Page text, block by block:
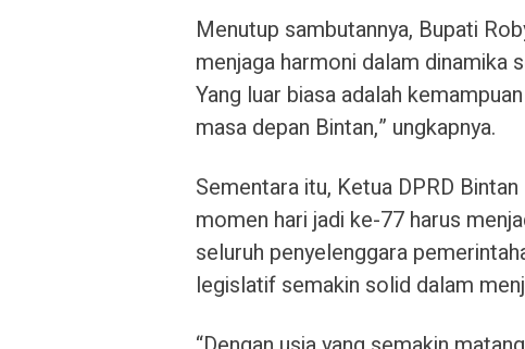
Menutup sambutannya, Bupati
menjaga harmoni dalam dinamika
Yang luar biasa adalah
masa depan Bintan,” ungkapnya.
Sementara itu, Ketua DPRD
momen hari jadi ke-77 harus
seluruh penyelenggara
legislatif semakin solid dalam